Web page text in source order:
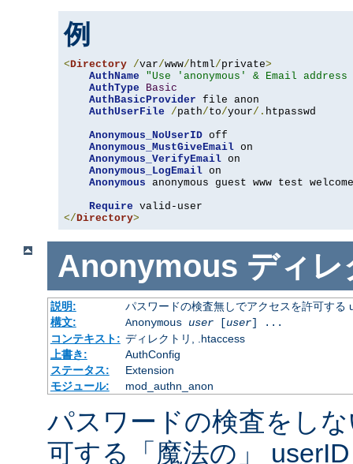
例
<Directory /var/www/ html/private>
AuthName
"Use 'anonymous' & Email
AuthType
Basic
AuthBasicProvider file anon
AuthUserFile
/path/to/your/. htpasswd
Anonymous_NoUserID off
Anonymous_MustGiveEmail on
Anonymous_VerifyEmail on
Anonymous_LogEmail on
Anonymous anonymous guest www test welcome
Require
</Directory>
Anonymous ディレ
説明:
パスワードの検査無しでアクセスを許可する
構文:
Anonymous user[user] ...
コンテキスト: ディレクトリ, .htaccess
上書き:
AuthConfig
ステータス:
Extension
モジュール:
mod_authn_anon
パスワードの検査をし
可する「魔法の」